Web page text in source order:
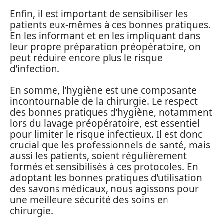
Enfin, il est important de sensibiliser les
patients eux-mêmes à ces bonnes pratiques.
En les informant et en les impliquant dans
leur propre préparation préopératoire, on
peut réduire encore plus le risque
d’infection.
En somme, l’hygiène est une composante
incontournable de la chirurgie. Le respect
des bonnes pratiques d’hygiène, notamment
lors du lavage préopératoire, est essentiel
pour limiter le risque infectieux. Il est donc
crucial que les professionnels de santé, mais
aussi les patients, soient régulièrement
formés et sensibilisés à ces protocoles. En
adoptant les bonnes pratiques d’utilisation
des savons médicaux, nous agissons pour
une meilleure sécurité des soins en
chirurgie.